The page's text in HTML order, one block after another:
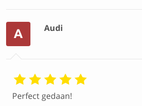
A Audi
Perfect gedaan!